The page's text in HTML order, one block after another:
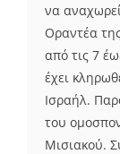
να
Οραντέα
από τις 7
έχει
Ισραήλ.
του
Μισιακού.